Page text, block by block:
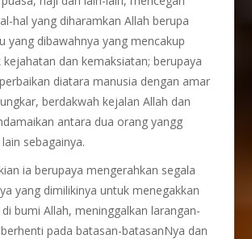
hal yang diharamkan Allah berupa
yang dibawahnya yang mencakup
kejahatan dan kemaksiatan; berupaya
diatara manusia dengan amar
berdakwah kejalan Allah dan
antara dua orang yangg
sebagainya.
ia berupaya mengerahkan segala
yang dimilikinya untuk menegakkan
bumi Allah, meninggalkan larangan-
pada batasan-batasanNya dan